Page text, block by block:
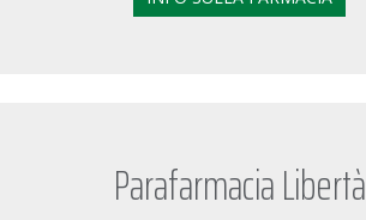
Parafarmacia Libertà